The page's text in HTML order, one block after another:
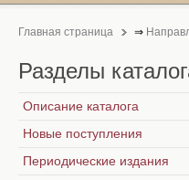
Главная страница ⇒
Разделы
Описание каталога
Новые поступления
Периодические издания